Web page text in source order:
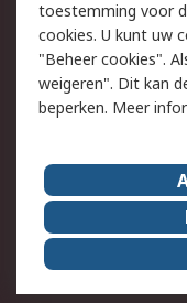
Cookiebeleid
Privacybeleid
Algemene
Over RS
RS Group
RS wereldwijd
ESG
toestemming voor
cookies. U kunt uw
"Beheer cookies".
weigeren". Dit kan
beperken. Meer